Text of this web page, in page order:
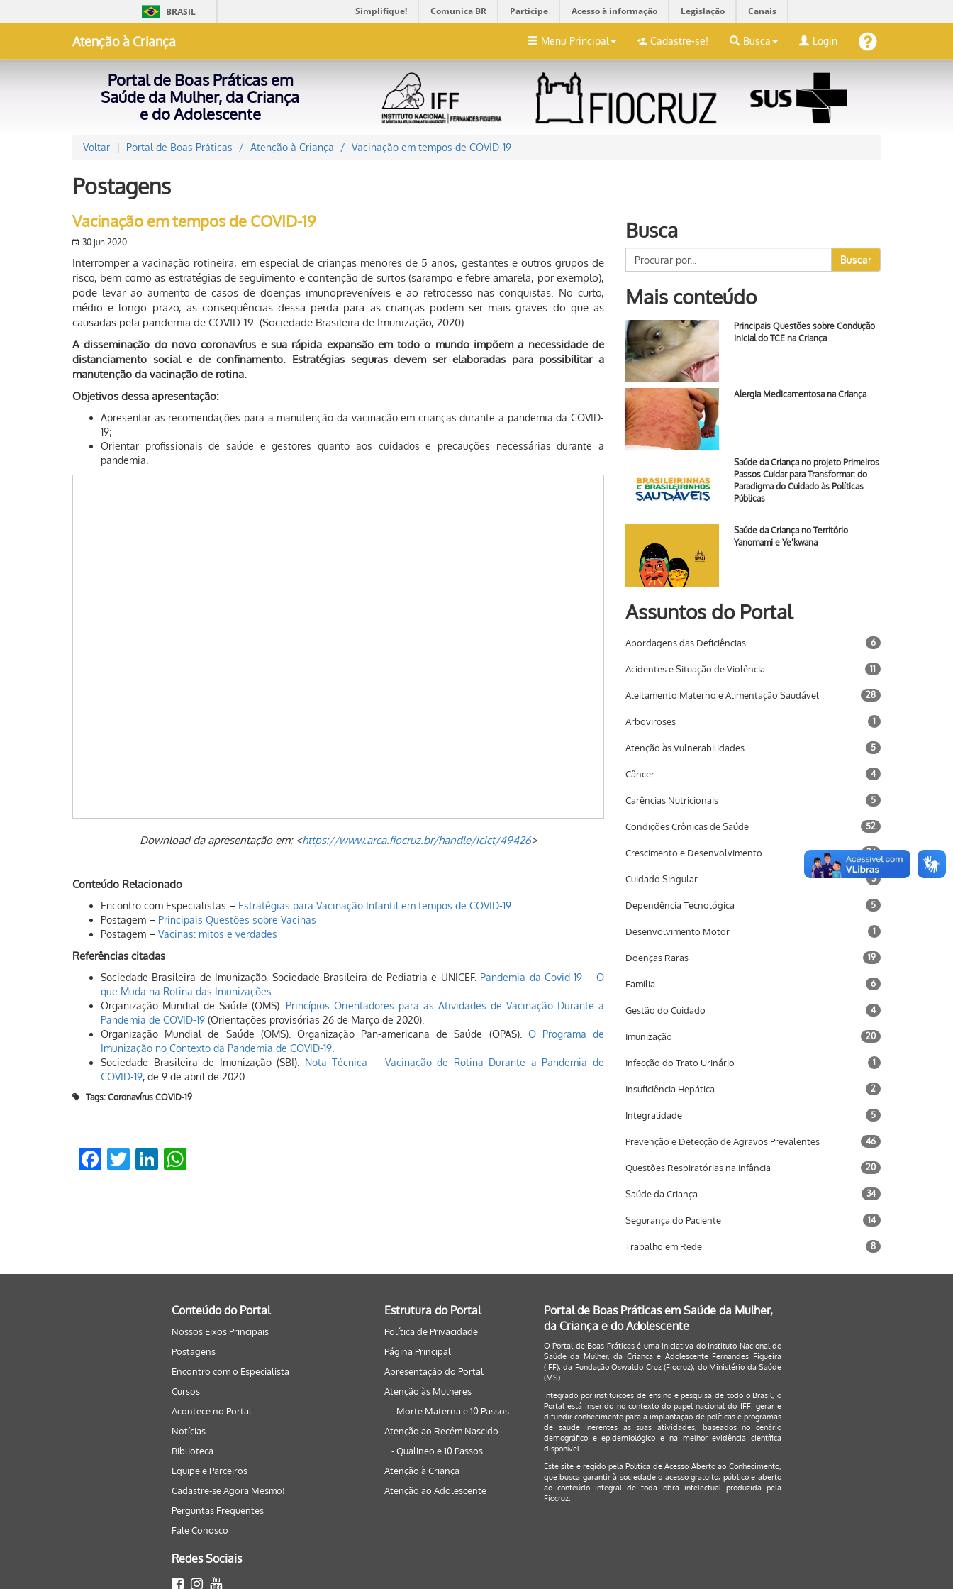
BRASIL Simplifique! Comunica BR Participe Acesso à informação Legislação Canais
Atenção à Criança Menu Principal Cadastre-se! Busca Login
Portal de Boas Práticas em
Saúde da Mulher, da Criança
e do Adolescente
Voltar Portal de Boas Práticas Atenção à Criança Vacinação em tempos de COVID-19
Postagens
Vacinação em tempos de COVID-19
30 jun 2020
Interromper a vacinação rotineira, em especial de crianças menores de 5 anos, gestantes e outros grupos de
risco, bem como as estratégias de seguimento e contenção de surtos (sarampo e febre amarela, por exemplo),
pode levar ao aumento de casos de doenças imunopreveníveis e ao retrocesso nas conquistas. No curto,
médio e longo prazo, as consequências dessa perda para as crianças podem ser mais graves do que as
causadas pela pandemia de COVID-19. (Sociedade Brasileira de Imunização, 2020)
A disseminação do novo coronavírus e sua rápida expansão em todo o mundo impõem a necessidade de
distanciamento social e de confinamento. Estratégias seguras devem ser elaboradas para possibilitar a
manutenção da vacinação de rotina.
Objetivos dessa apresentação:
Apresentar as recomendações para a manutenção da vacinação em crianças durante a pandemia da COVID-
19;
Orientar profissionais de saúde e gestores quanto aos cuidados e precauções necessárias durante a
pandemia.
Download da apresentação em: <https://www.arca.fiocruz.br/handle/icict/49426>
Conteúdo Relacionado
Encontro com Especialistas – Estratégias para Vacinação Infantil em tempos de COVID-19
Postagem – Principais Questões sobre Vacinas
Postagem – Vacinas: mitos e verdades
Referências citadas
Sociedade Brasileira de Imunização, Sociedade Brasileira de Pediatria e UNICEF. Pandemia da Covid-19 – O
que Muda na Rotina das Imunizações
Organização Mundial de Saúde (OMS). Princípios Orientadores para as Atividades de Vacinação Durante a
Pandemia de COVID-19 (Orientações provisórias 26 de Março de 2020).
Organização Mundial de Saúde (OMS). Organização Pan-americana de Saúde (OPAS). O Programa de
Imunização no Contexto da Pandemia de COVID-19
Sociedade Brasileira de Imunização (SBI). Nota Técnica – Vacinação de Rotina Durante a Pandemia de
COVID-19, de 9 de abril de 2020.
Tags: Coronavírus COVID-19
Facebook
TwitterLinkedIn
Busca
Buscar
Mais conteúdo
Principais Questões sobre Condução
Inicial do TCE na Criança
Alergia Medicamentosa na Criança
Saúde da Criança no projeto Primeiros
Passos Cuidar para Transformar: do
Paradigma do Cuidado às Políticas
Públicas
Saúde da Criança no Território
Yanomami e Ye’kwana
Assuntos do Portal
Abordagens das Deficiências 6
Acidentes e Situação de Violência 11
Aleitamento Materno e Alimentação Saudável 28
Arboviroses 1
Atenção às Vulnerabilidades 5
Câncer 4
Carências Nutricionais 5
Condições Crônicas de Saúde 52
Crescimento e Desenvolvimento 34
Cuidado Singular 3
Dependência Tecnológica 5
Desenvolvimento Motor 1
Doenças Raras 19
Família 6
Gestão do Cuidado 4
Imunização 20
Infecção do Trato Urinário 1
Insuficiência Hepática 2
Integralidade 5
Prevenção e Detecção de Agravos Prevalentes 46
Questões Respiratórias na Infância 20
Saúde da Criança 34
Segurança do Paciente 14
Trabalho em Rede 8
Conteúdo do Portal
Nossos Eixos Principais
Postagens
Encontro com o Especialista
Cursos
Acontece no Portal
Notícias
Biblioteca
Equipe e Parceiros
Cadastre-se Agora Mesmo!
Perguntas Frequentes
Fale Conosco
Redes Sociais
Estrutura do Portal
Política de Privacidade
Página Principal
Apresentação do Portal
Atenção às Mulheres
- Morte Materna e 10 Passos
Atenção ao Recém Nascido
- Qualineo e 10 Passos
Atenção à Criança
Atenção ao Adolescente
Portal de Boas Práticas em Saúde da Mulher,
da Criança e do Adolescente
O Portal de Boas Práticas é uma iniciativa do Instituto Nacional de
Saúde da Mulher, da Criança e Adolescente Fernandes Figueira
(IFF), da Fundação Oswaldo Cruz (Fiocruz), do Ministério da Saúde
(MS).
Integrado por instituições de ensino e pesquisa de todo o Brasil, o
Portal está inserido no contexto do papel nacional do IFF: gerar e
difundir conhecimento para a implantação de políticas e programas
de saúde inerentes as suas atividades, baseados no cenário
demográfico e epidemiológico e na melhor evidência científica
disponível.
Este site é regido pelaPolítica de Acesso Aberto ao Conhecimento,
que busca garantir à sociedade o acesso gratuito, público e aberto
ao conteúdo integral de toda obra intelectual produzida pela
Fiocruz.